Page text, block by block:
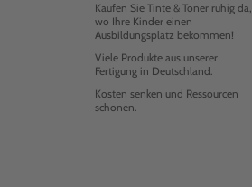
Kaufen Sie Tinte & Toner ruhig da,
wo Ihre Kinder einen
Ausbildungsplatz bekommen!
Viele Produkte aus unserer
Fertigung in Deutschland.
Kosten senken und Ressourcen
schonen.